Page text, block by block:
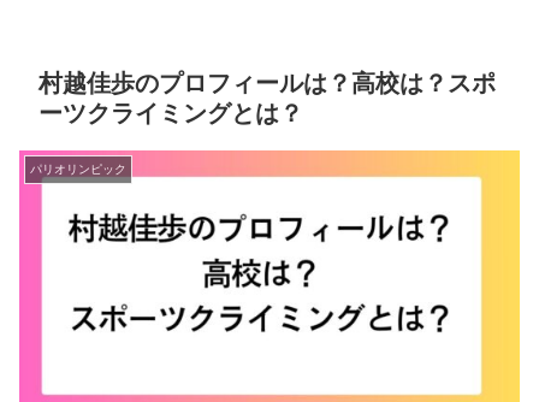
村越佳歩のプロフィールは？高校は？スポ
ーツクライミングとは？
パリオリンピック